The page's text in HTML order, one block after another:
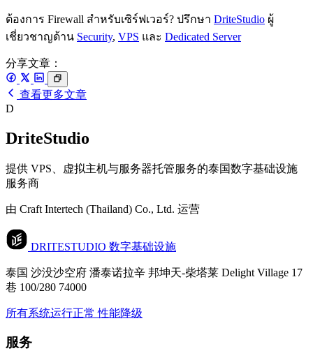
ต้องการ Firewall สำหรับเซิร์ฟเวอร์? ปรึกษา DriteStudio ผู้
เชี่ยวชาญด้าน Security, VPS และ Dedicated Server
分享文章：
查看更多文章
D
DriteStudio
提供 VPS、虚拟主机与服务器托管服务的泰国数字基础设施
服务商
由 Craft Intertech (Thailand) Co., Ltd. 运营
DRITESTUDIO 数字基础设施
泰国 沙没沙空府 潘泰诺拉辛 邦坤天-柴塔莱 Delight Village 17
巷 100/280 74000
所有系统运行正常 性能降级
服务